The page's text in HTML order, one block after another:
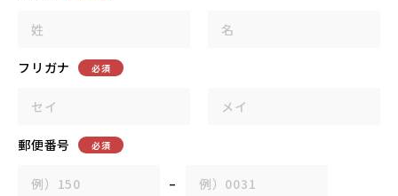
フリガナ 必須
郵便番号 必須
–